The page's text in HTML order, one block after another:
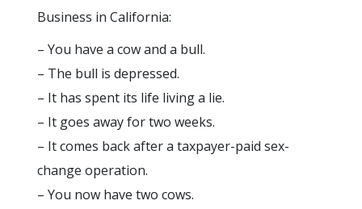
Business in California:
– You have a cow and a bull.
– The bull is depressed.
– It has spent its life living a lie.
– It goes away for two weeks.
– It comes back after a taxpayer-paid sex-
change operation.
– You now have two cows.